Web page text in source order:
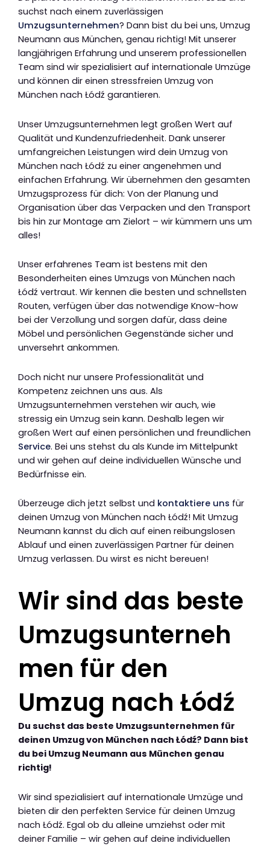
suchst nach einem zuverlässigen
Umzugsunternehmen? Dann bist du bei uns, Umzug
Neumann aus München, genau richtig! Mit unserer
langjährigen Erfahrung und unserem professionellen
Team sind wir spezialisiert auf internationale Umzüge
und können dir einen stressfreien Umzug von
München nach Łódź garantieren.
Unser Umzugsunternehmen legt großen Wert auf
Qualität und Kundenzufriedenheit. Dank unserer
umfangreichen Leistungen wird dein Umzug von
München nach Łódź zu einer angenehmen und
einfachen Erfahrung. Wir übernehmen den gesamten
Umzugsprozess für dich: Von der Planung und
Organisation über das Verpacken und den Transport
bis hin zur Montage am Zielort – wir kümmern uns um
alles!
Unser erfahrenes Team ist bestens mit den
Besonderheiten eines Umzugs von München nach
Łódź vertraut. Wir kennen die besten und schnellsten
Routen, verfügen über das notwendige Know-how
bei der Verzollung und sorgen dafür, dass deine
Möbel und persönlichen Gegenstände sicher und
unversehrt ankommen.
Doch nicht nur unsere Professionalität und
Kompetenz zeichnen uns aus. Als
Umzugsunternehmen verstehen wir auch, wie
stressig ein Umzug sein kann. Deshalb legen wir
großen Wert auf einen persönlichen und freundlichen
Service. Bei uns stehst du als Kunde im Mittelpunkt
und wir gehen auf deine individuellen Wünsche und
Bedürfnisse ein.
Überzeuge dich jetzt selbst und kontaktiere uns für
deinen Umzug von München nach Łódź! Mit Umzug
Neumann kannst du dich auf einen reibungslosen
Ablauf und einen zuverlässigen Partner für deinen
Umzug verlassen. Du wirst es nicht bereuen!
Wir sind das beste
Umzugsunterneh
men für den
Umzug nach Łódź
Du suchst das beste Umzugsunternehmen für
deinen Umzug von München nach Łódź? Dann bist
du bei Umzug Neumann aus München genau
richtig!
Wir sind spezialisiert auf internationale Umzüge und
bieten dir den perfekten Service für deinen Umzug
nach Łódź. Egal ob du alleine umziehst oder mit
deiner Familie – wir gehen auf deine individuellen